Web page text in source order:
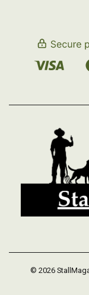
© 2026